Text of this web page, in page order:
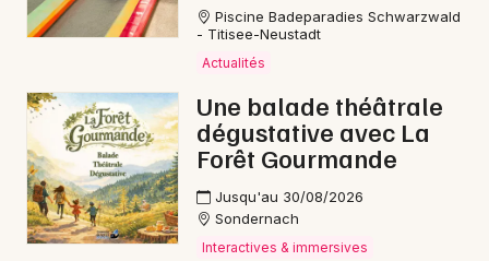
Sorties famille
Expos
Sorties & loisirs
Reggae dans l' Aube
Reggae en Champagne-Ardenne
Toulouse
Piscine Badeparadies Schwarzwald
- Titisee-Neustadt
Actualités
Une balade théâtrale
dégustative avec La
Forêt Gourmande
Jusqu'au 30/08/2026
Sondernach
Interactives & immersives